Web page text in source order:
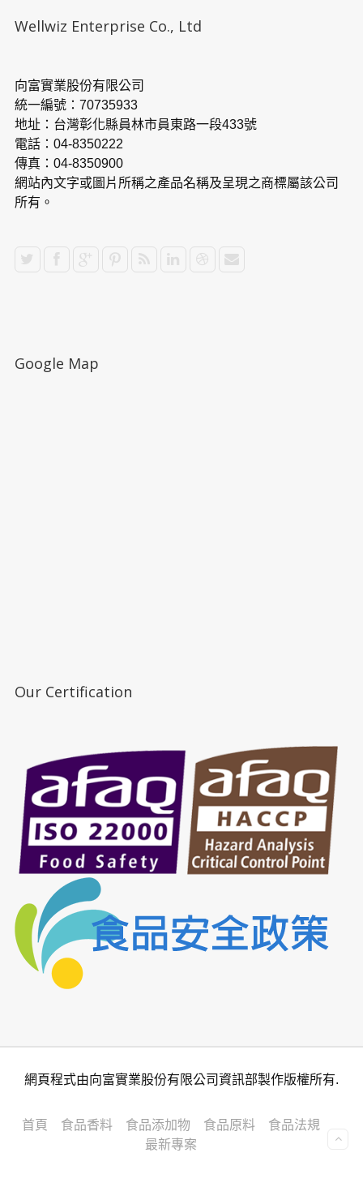
Wellwiz Enterprise Co., Ltd
向富實業股份有限公司
統一編號：70735933
地址：台灣彰化縣員林市員東路一段433號
電話：04-8350222
傳真：04-8350900
網站內文字或圖片所稱之產品名稱及呈現之商標屬該公司
所有。
Google Map
Our Certification
網頁程式由向富實業股份有限公司資訊部製作版權所有.
首頁 食品香料 食品添加物 食品原料
食品法規
最新專案